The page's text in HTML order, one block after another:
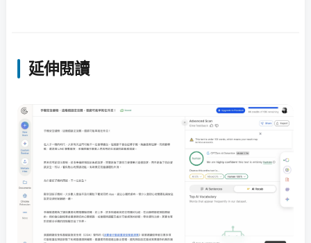
延伸閱讀